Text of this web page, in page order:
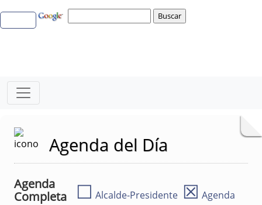
Agenda del Día
Agenda
Completa
☐ Alcalde-Presidente ☒ Agenda